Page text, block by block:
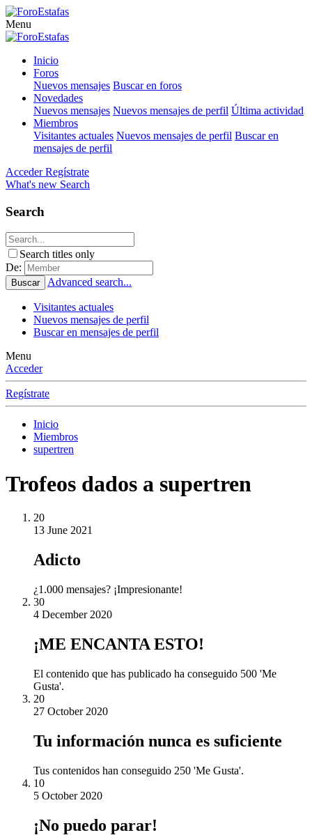
Menu
Inicio
Foros
Nuevos mensajes Buscar en foros
Novedades
Nuevos mensajes Nuevos mensajes de perfil Última actividad
Miembros
Visitantes actuales Nuevos mensajes de perfil Buscar en
mensajes de perfil
Acceder Regístrate
What's new Search
Search
Search titles only
De:
Buscar Advanced search...
Visitantes actuales
Nuevos mensajes de perfil
Buscar en mensajes de perfil
Menu
Acceder
Regístrate
Inicio
Miembros
supertren
Trofeos dados a supertren
20
13 June 2021
Adicto
¿1.000 mensajes? ¡Impresionante!
30
4 December 2020
¡ME ENCANTA ESTO!
El contenido que has publicado ha conseguido 500 'Me
Gusta'.
20
27 October 2020
Tu información nunca es suficiente
Tus contenidos han conseguido 250 'Me Gusta'.
10
5 October 2020
¡No puedo parar!